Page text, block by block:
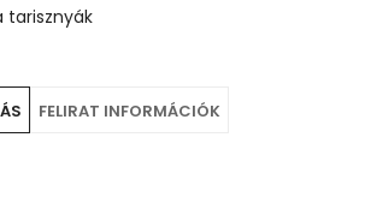
tarisznyák
FELIRAT INFORMÁCIÓK